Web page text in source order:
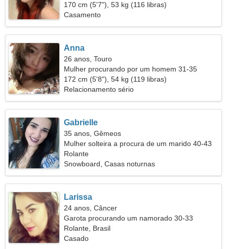
relacionamento duradouro
170 cm (5'7"), 53 kg (116 libras)
Casamento
Anna
26 anos, Touro
Mulher procurando por um homem 31-35
172 cm (5'8"), 54 kg (119 libras)
Relacionamento sério
Gabrielle
35 anos, Gêmeos
Mulher solteira a procura de um marido 40-43
Rolante
Snowboard, Casas noturnas
Larissa
24 anos, Câncer
Garota procurando um namorado 30-33
Rolante, Brasil
Casado